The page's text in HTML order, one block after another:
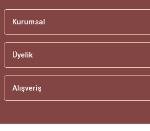
Kurumsal
Üyelik
Alışveriş